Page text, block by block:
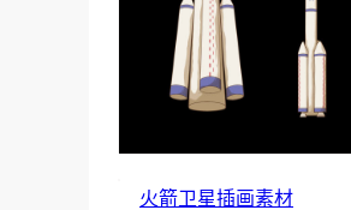
火箭卫星插画素材